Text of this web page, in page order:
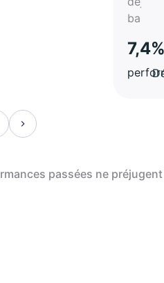
basculé
7,4%
passées ne